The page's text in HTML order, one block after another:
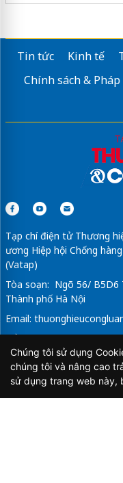
Tin tức Kinh tế
Chính sách &
Tạp chí điện tử Thương
ương Hiệp hội Chống
(Vatap)
Tòa soạn: Ngõ 56/ B5D6
Thành phố Hà Nội
Email:
Tổng Biên Tập: Vũ Đức
Giấy phép hoạt động
Thông tin và Truyền
Chúng tôi sử dụng
chúng tôi và nâng cao
sử dụng trang web này,